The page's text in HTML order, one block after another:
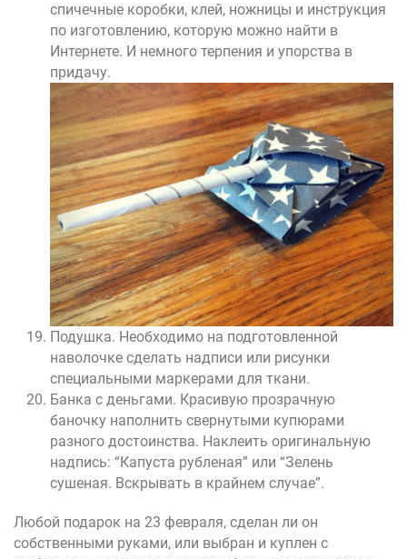
спичечные коробки, клей, ножницы и инструкция
по изготовлению, которую можно найти в
Интернете. И немного терпения и упорства в
придачу.
Подушка. Необходимо на подготовленной
наволочке сделать надписи или рисунки
специальными маркерами для ткани.
Банка с деньгами. Красивую прозрачную
баночку наполнить свернутыми купюрами
разного достоинства. Наклеить оригинальную
надпись: “Капуста рубленая” или “Зелень
сушеная. Вскрывать в крайнем случае”.
Любой подарок на 23 февраля, сделан ли он
собственными руками, или выбран и куплен с